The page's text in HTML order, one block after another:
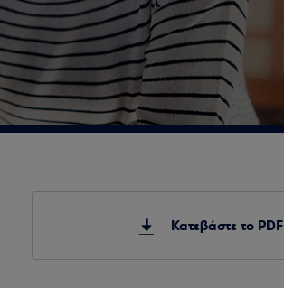
Κατεβάστε το PDF